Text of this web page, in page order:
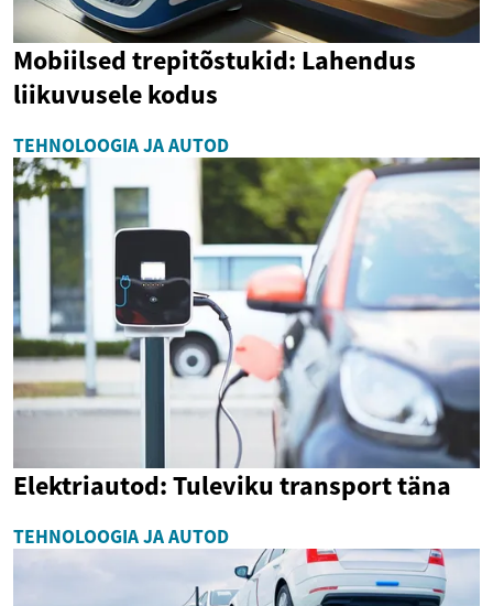
Mobiilsed trepitõstukid: Lahendus
liikuvusele kodus
TEHNOLOOGIA JA AUTOD
Elektriautod: Tuleviku transport täna
TEHNOLOOGIA JA AUTOD